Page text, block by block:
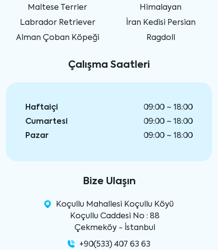
Maltese Terrier
Labrador Retriever
Alman Çoban Köpeği
Himalayan
İran Kedisi Persian
Ragdoll
Çalışma Saatleri
Haftaiçi
09:00 ~ 18:00
Cumartesi
09:00 ~ 18:00
Pazar
09:00 ~ 18:00
Bize Ulaşın
Koçullu Mahallesi Koçullu Köyü
Koçullu Caddesi No : 88
Çekmeköy - İstanbul
+90(533) 407 63 63